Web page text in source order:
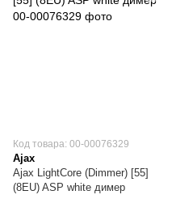
Код товара: 00-00076329
Ajax
Ajax LightCore (Dimmer) [55]
(8EU) ASP white димер